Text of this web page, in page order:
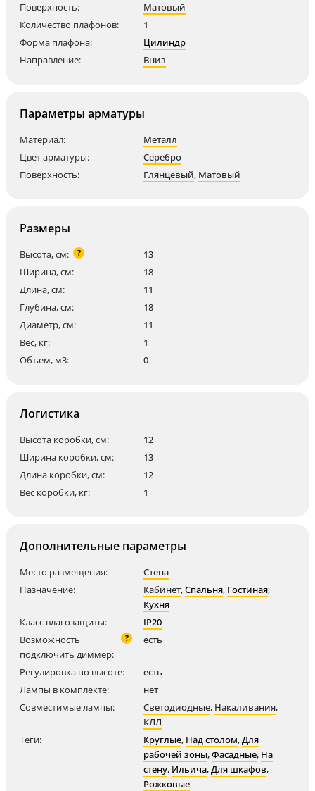
Поверхность:
Матовый
Количество плафонов:
1
Форма плафона:
Цилиндр
Направление:
Вниз
Параметры арматуры
Материал:
Металл
Цвет арматуры:
Серебро
Поверхность:
Глянцевый, Матовый
Размеры
Высота, см: ?
13
Ширина, см:
18
Длина, см:
11
Глубина, см:
18
Диаметр, см:
11
Вес, кг:
1
Объем, м3:
0
Логистика
Высота коробки, см:
12
Ширина коробки, см:
13
Длина коробки, см:
12
Вес коробки, кг:
1
Дополнительные параметры
Место размещения:
Стена
Назначение:
Кабинет,Спальня, Гостиная,
Кухня
Класс влагозащиты:
IP20
Возможность
подключить диммер:
? есть
Регулировка по высоте:
есть
Лампы в комплекте:
нет
Совместимые лампы:
Светодиодные, Накаливания,
КЛЛ
Теги:
Круглые, Над столом,Для
рабочей зоны,Фасадные, На
стену, Ильича,Для шкафов,
Рожковые